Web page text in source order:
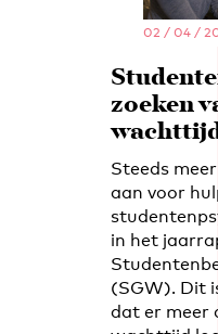
02 / 04 /
zoeken
Steeds
aan voor
in het
(SGW). Dit
dat er meer